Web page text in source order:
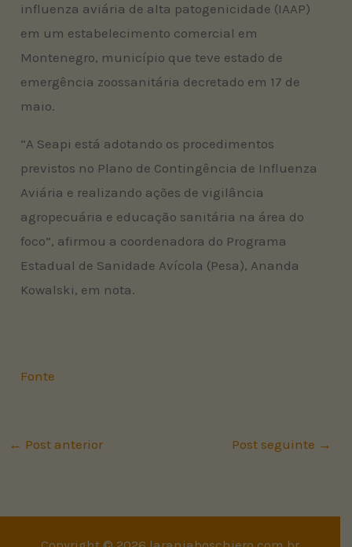
influenza aviária de alta patogenicidade (IAAP)
em um estabelecimento comercial em
Montenegro, município que teve estado de
emergência zoossanitária decretado em 17 de
maio.
“A Seapi está adotando os procedimentos
previstos no Plano de Contingência de Influenza
Aviária e realizando ações de vigilância
agropecuária e educação sanitária na área do
foco”, afirmou a coordenadora do Programa
Estadual de Sanidade Avícola (Pesa), Ananda
Kowalski, em nota.
Fonte
← Post anterior Post seguinte →